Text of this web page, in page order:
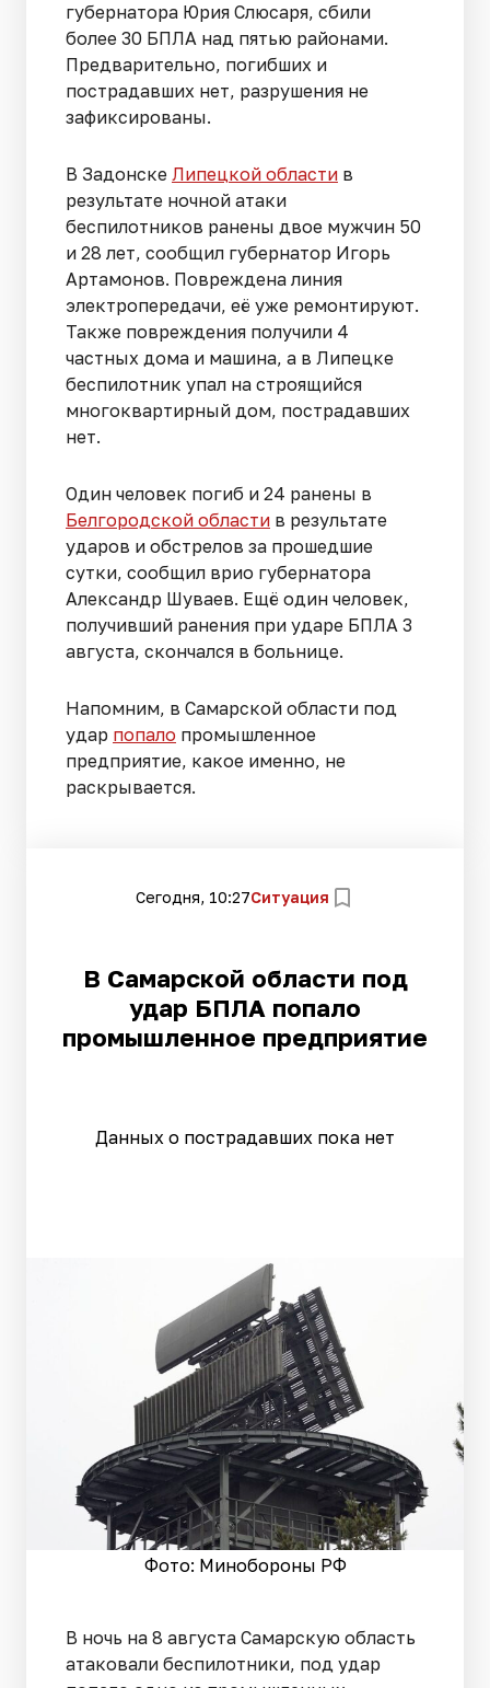
губернатора Юрия Слюсаря, сбили
более 30 БПЛА над пятью районами.
Предварительно, погибших и
пострадавших нет, разрушения не
зафиксированы.
В Задонске Липецкой области в
результате ночной атаки
беспилотников ранены двое мужчин 50
и 28 лет, сообщил губернатор Игорь
Артамонов. Повреждена линия
электропередачи, её уже ремонтируют.
Также повреждения получили 4
частных дома и машина, а в Липецке
беспилотник упал на строящийся
многоквартирный дом, пострадавших
нет.
Один человек погиб и 24 ранены в
Белгородской области в результате
ударов и обстрелов за прошедшие
сутки, сообщил врио губернатора
Александр Шуваев. Ещё один человек,
получивший ранения при ударе БПЛА 3
августа, скончался в больнице.
Напомним, в Самарской области под
удар попало промышленное
предприятие, какое именно, не
раскрывается.
Сегодня, 10:27Ситуация
В Самарской области под
удар БПЛА попало
промышленное предприятие
Данных о пострадавших пока нет
Фото: Минобороны РФ
В ночь на 8 августа Самарскую область
атаковали беспилотники, под удар